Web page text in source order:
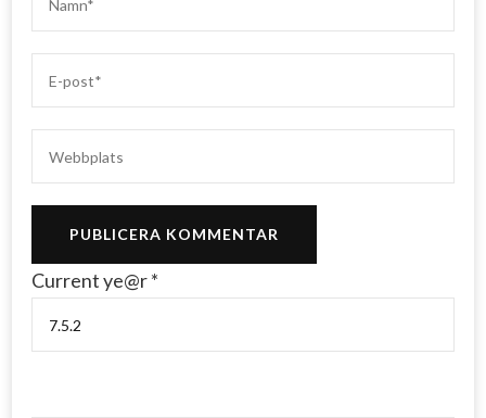
Current ye@r*